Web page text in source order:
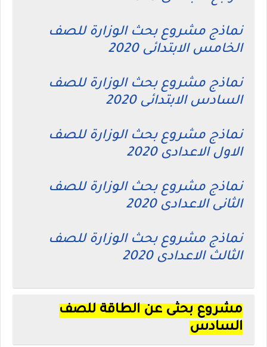
نماذج مشروع بحث الوزارة للصف
الخامس الابتدائى 2020
نماذج مشروع بحث الوزارة للصف
السادس الابتدائى 2020
نماذج مشروع بحث الوزارة للصف
الاول الاعدادى 2020
نماذج مشروع بحث الوزارة للصف
الثانى الاعدادى 2020
نماذج مشروع بحث الوزارة للصف
الثالث الاعدادى 2020
مشروع بحثى عن الطاقة للصف
السادس